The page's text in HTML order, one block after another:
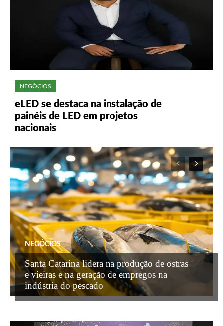
NEGÓCIOS
eLED se destaca na instalação de
painéis de LED em projetos
nacionais
NEGÓCIOS
Santa Catarina lidera na produção de ostras
e vieiras e na geração de empregos na
indústria do pescado